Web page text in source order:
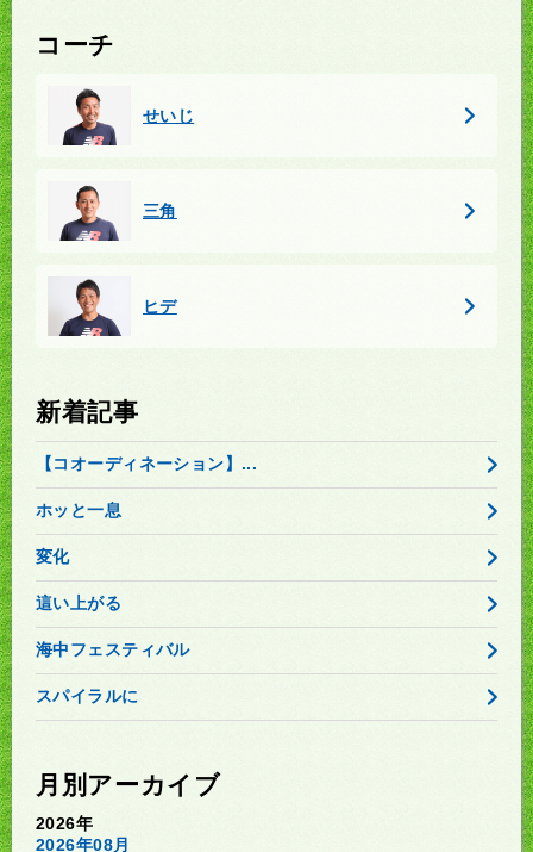
コーチ
せいじ
三角
ヒデ
新着記事
【コオーディネーション】...
ホッと一息
変化
這い上がる
海中フェスティバル
スパイラルに
月別アーカイブ
2026年
2026年08月